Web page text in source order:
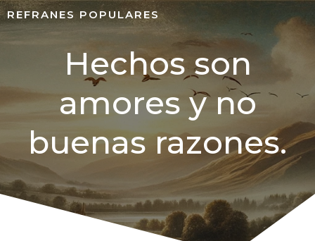
REFRANES POPULARES
Hechos son
amores y no
buenas razones.